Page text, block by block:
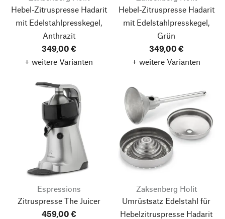
Hebel-Zitruspresse Hadarit
mit Edelstahlpresskegel,
Anthrazit
349,00 €
+ weitere Varianten
Hebel-Zitruspresse Hadarit
mit Edelstahlpresskegel,
Grün
349,00 €
+ weitere Varianten
Espressions
Zitruspresse The Juicer
459,00 €
Zaksenberg Holit
Umrüstsatz Edelstahl für
Hebelzitruspresse Hadarit